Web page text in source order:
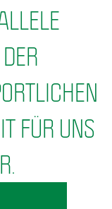
FÜR UNS